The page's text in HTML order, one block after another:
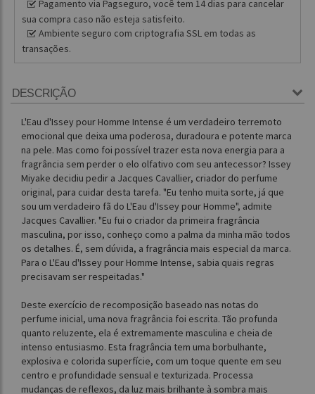
Pagamento via Pagseguro, você tem 14 dias para cancelar
sua compra caso não esteja satisfeito.
Ambiente seguro com criptografia SSL em todas as
transações.
DESCRIÇÃO
L'Eau d'Issey pour Homme Intense é um verdadeiro terremoto
emocional que deixa uma poderosa, duradoura e potente marca
na pele. Mas como foi possível trazer esta nova energia para a
fragrância sem perder o elo olfativo com seu antecessor? Issey
Miyake decidiu pedir a Jacques Cavallier, criador do perfume
original, para cuidar desta tarefa. "Eu tenho muita sorte, já que
sou um verdadeiro fã do L'Eau d'Issey pour Homme", admite
Jacques Cavallier. "Eu fui o criador da primeira fragrância
masculina, por isso, conheço como a palma da minha mão todos
os detalhes. É, sem dúvida, a fragrância mais especial da marca.
Para o L'Eau d'Issey pour Homme Intense, sabia quais regras
precisavam ser respeitadas."
Deste exercício de recomposição baseado nas notas do
perfume inicial, uma nova fragrância foi escrita. Tão profunda
quanto reluzente, ela é extremamente masculina e cheia de
intenso entusiasmo. Esta fragrância tem uma borbulhante,
explosiva e colorida superfície, com um toque quente em seu
centro e profundidade sensual e texturizada. Processa
mudanças de reflexos, da luz mais brilhante à sombra mais